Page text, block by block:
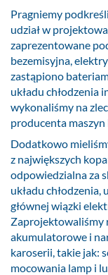
Pragniemy
udział w
zaprezentowane
bezemisyjna,
zastąpiono
układu chłodzenia
wykonaliśmy na
producenta maszyn
Dodatkowo
z największych
odpowiedzialna za
układu chłodzenia,
głównej wiązki
Zaprojektowaliśmy
akumulatorowe i
karoserii, takie jak:
mocowania lamp i